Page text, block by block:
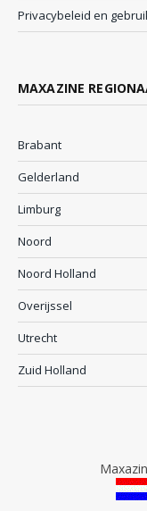
Privacybeleid en
MAXAZINE
Brabant
Gelderland
Limburg
Noord
Noord Holland
Overijssel
Utrecht
Zuid Holland